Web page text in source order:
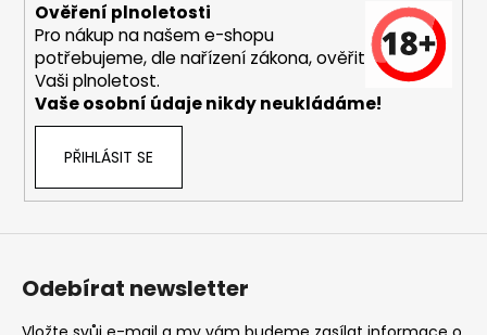
u
u
DEKANG
11MG
169
Ověření plnoletosti
Pro nákup na našem e-shopu
potřebujeme, dle nařízení zákona, ověřit
Vaši plnoletost.
Vaše osobní údaje nikdy neukládáme!
PŘIHLÁSIT SE
Odebírat newsletter